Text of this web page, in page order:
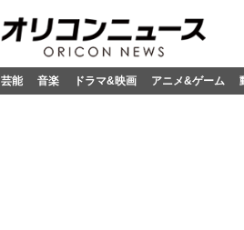
芸能 音楽 ドラマ&映画 アニメ&ゲーム